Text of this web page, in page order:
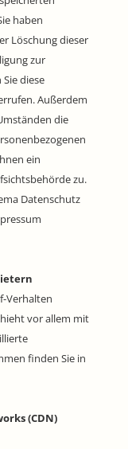
haben
Löschung dieser
zur
diese
Außerdem
die
ein
zu.
Datenschutz
Verhalten
vor allem mit
finden Sie in
(CDN)